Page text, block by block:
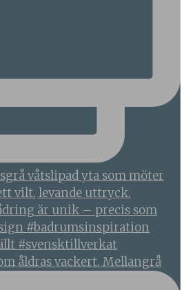
åldras vackert. Mellangrå